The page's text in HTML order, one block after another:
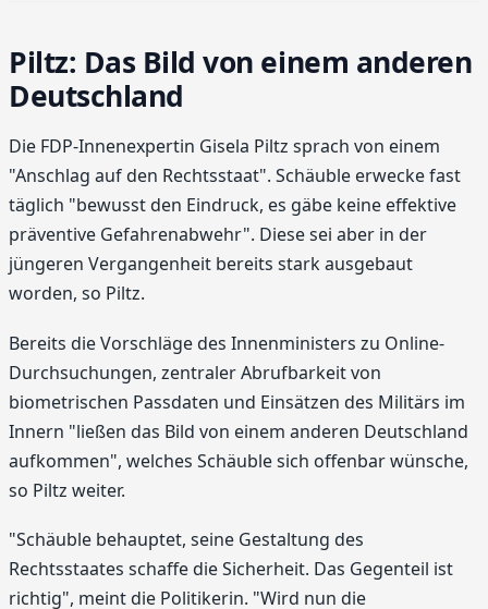
Piltz: Das Bild von einem anderen
Deutschland
Die FDP-Innenexpertin Gisela Piltz sprach von einem
"Anschlag auf den Rechtsstaat". Schäuble erwecke fast
täglich "bewusst den Eindruck, es gäbe keine effektive
präventive Gefahrenabwehr". Diese sei aber in der
jüngeren Vergangenheit bereits stark ausgebaut
worden, so Piltz.
Bereits die Vorschläge des Innenministers zu Online-
Durchsuchungen, zentraler Abrufbarkeit von
biometrischen Passdaten und Einsätzen des Militärs im
Innern "ließen das Bild von einem anderen Deutschland
aufkommen", welches Schäuble sich offenbar wünsche,
so Piltz weiter.
"Schäuble behauptet, seine Gestaltung des
Rechtsstaates schaffe die Sicherheit. Das Gegenteil ist
richtig", meint die Politikerin. "Wird nun die